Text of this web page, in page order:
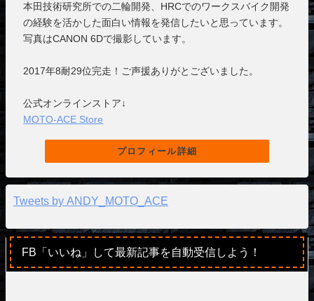
本田技術研究所での二輪開発、HRCでのワークスバイク開発
の経験を活かした面白い情報を発信したいと思っています。
写真はCANON 6Dで撮影しています。
2017年8耐29位完走！ご声援ありがとございました。
公式オンラインストア↓
MOTO-ACE Store
プロフィール詳細
Tweets by ANDY_MOTO_ACE
FB「いいね」して最新記事を自動受信しよう！